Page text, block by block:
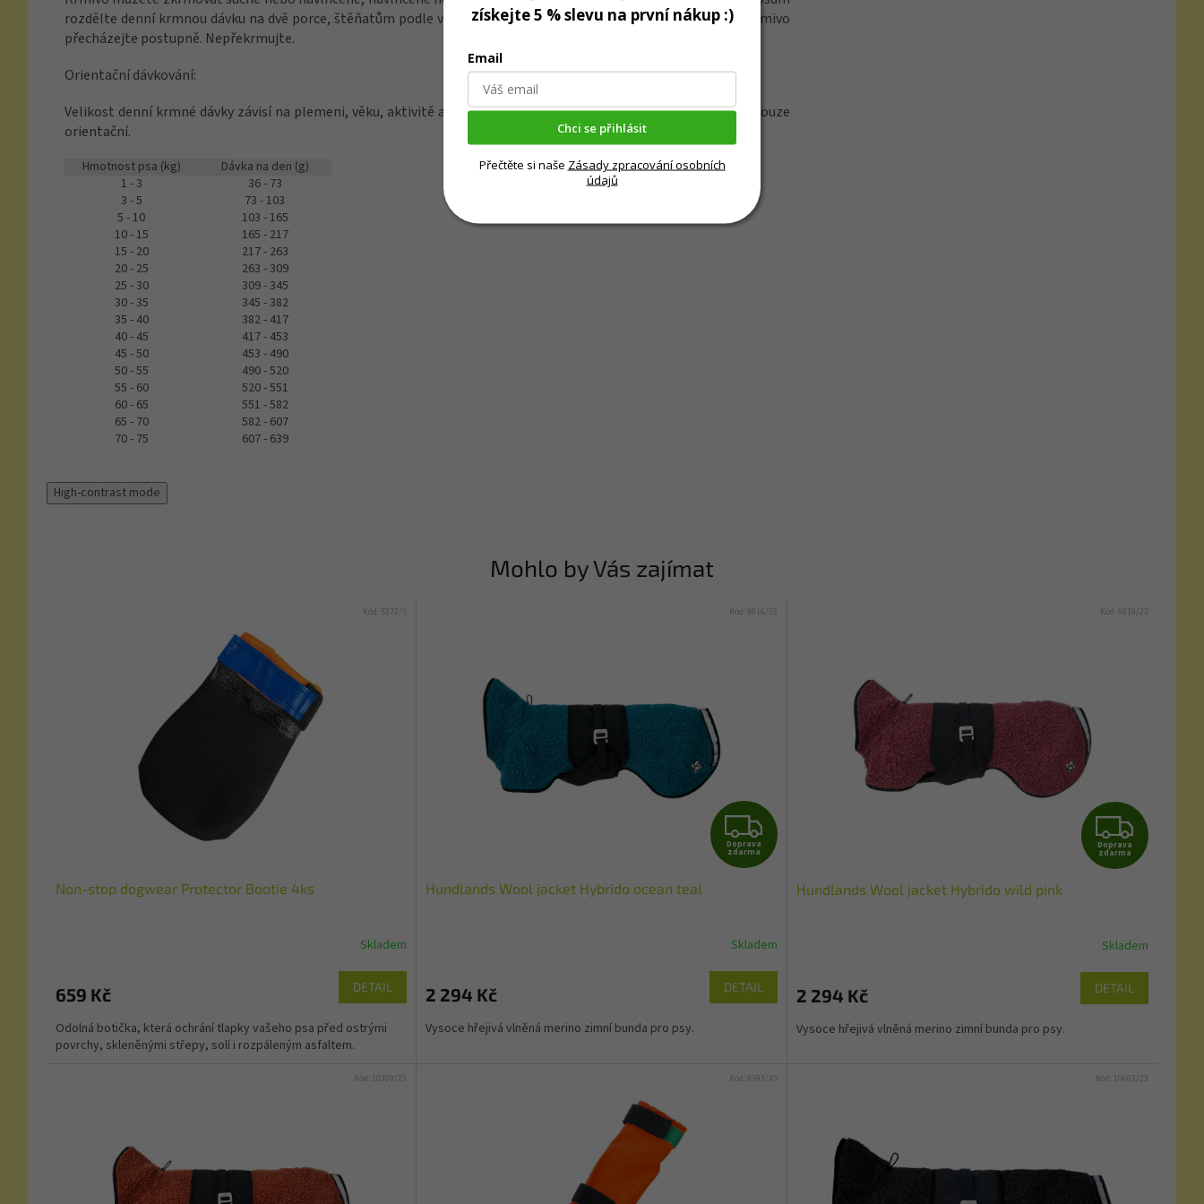
rozdělte denní krmnou dávku na dvě porce, štěňatům podle věku na 5-3. Pes musí mít dostatek pitné vody. Na krmivo
přecházejte postupně. Nepřekrmujte.
Orientační dávkování:
Velikost denní krmné dávky závisí na plemeni, věku, aktivitě a temperamentu. Množství uvedená v tabulce jsou pouze
orientační.
Hmotnost psa (kg)
Dávka na den (g)
1 - 3
36 - 73
3 - 5
73 - 103
5 - 10
103 - 165
10 - 15
165 - 217
15 - 20
217 - 263
20 - 25
263 - 309
25 - 30
309 - 345
30 - 35
345 - 382
35 - 40
382 - 417
40 - 45
417 - 453
45 - 50
453 - 490
50 - 55
490 - 520
55 - 60
520 - 551
60 - 65
551 - 582
65 - 70
582 - 607
70 - 75
607 - 639
High-contrast mode
Mohlo by Vás zajímat
Non-stop dogwear Protector Bootie 4ks
Skladem
659 Kč DETAIL
Odolná botička, která ochrání tlapky vašeho psa před ostrými
povrchy, skleněnými střepy, solí i rozpáleným asfaltem.
Kód: 5372/S
Z
D
R
M
A
Doprava
zdarma
Hundlands Wool jacket Hybrido ocean teal
Skladem
2 294 Kč DETAIL
Vysoce hřejivá vlněná merino zimní bunda pro psy.
Kód: 9816/23
Z
D
R
M
A
Doprava
zdarma
Hundlands Wool jacket Hybrido wild pink
Skladem
2 294 Kč DETAIL
Vysoce hřejivá vlněná merino zimní bunda pro psy.
Kód: 9819/23
Kód: 10309/23 Kód: 9393/XS Kód: 10663/23
získejte 5 % slevu na první nákup :)
Email
Chci se přihlásit
Přečtěte si naše Zásady zpracování osobních
údajů